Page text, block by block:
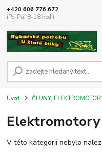
+420 606 776 672
(Po-Pá, 8-18 hod.)
Úvod ČLUNY,
Elektromotory
V této kategorii nebylo